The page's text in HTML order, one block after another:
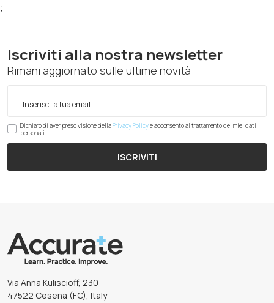
;
Iscriviti alla nostra newsletter
Rimani aggiornato sulle ultime novità
Dichiaro di aver preso visione dellaPrivacy Policye acconsento al trattamento dei miei dati
personali.
ISCRIVITI
Via Anna Kuliscioff, 230
47522 Cesena (FC), Italy